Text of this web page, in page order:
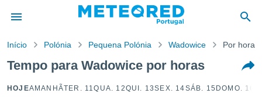
da
foi
as
Início Polónia Pequena Polónia Wadowice Por horas
Tempo para Wadowice por horas
HOJEAMANHÃTER. 11QUA. 12QUI. 13SEX. 14SÁB. 15 DOMO. 16